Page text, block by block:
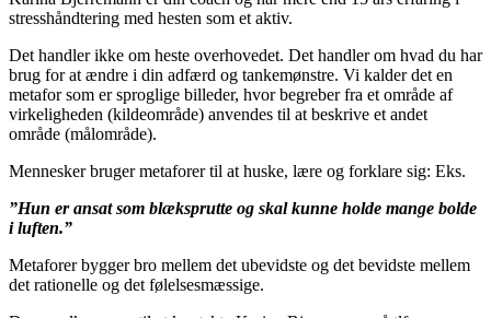
stresshåndtering med hesten som et aktiv.
Det handler ikke om heste overhovedet. Det handler om hvad du har
brug for at ændre i din adfærd og tankemønstre. Vi kalder det en
metafor som er sproglige billeder, hvor begreber fra et område af
virkeligheden (kildeområde) anvendes til at beskrive et andet
område (målområde).
Mennesker bruger metaforer til at huske, lære og forklare sig: Eks.
”Hun er ansat som blæksprutte og skal kunne holde mange bolde
i luften.”
Metaforer bygger bro mellem det ubevidste og det bevidste mellem
det rationelle og det følelsesmæssige.